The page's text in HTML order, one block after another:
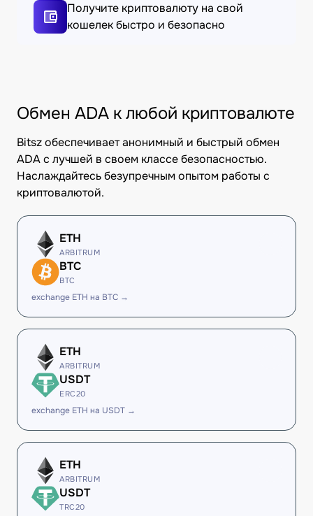
Получите криптовалюту на свой
кошелек быстро и безопасно
Обмен ADA к любой криптовалюте
Bitsz обеспечивает анонимный и быстрый обмен
ADA с лучшей в своем классе безопасностью.
Наслаждайтесь безупречным опытом работы с
криптовалютой.
ETH
ARBITRUM
BTC
BTC
exchange ETH на BTC →
ETH
ARBITRUM
USDT
ERC20
exchange ETH на USDT →
ETH
ARBITRUM
USDT
TRC20